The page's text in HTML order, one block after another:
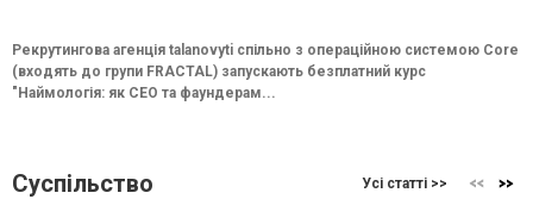
Рекрутингова агенція talanovyti спільно з операційною системою Core
(входять до групи FRACTAL) запускають безплатний курс
"Наймологія: як СEO та фаундерам...
Суспільство Усі статті >>